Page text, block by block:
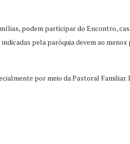
podem participar do Encontro,
pela paróquia devem ao
por meio da Pastoral